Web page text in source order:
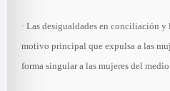
· Las desigualdades en conciliación
motivo principal que expulsa a las
forma singular a las mujeres del